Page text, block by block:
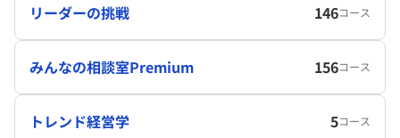
リーダーの挑戦 146コース
みんなの相談室Premium 156コース
トレンド経営学 5コース